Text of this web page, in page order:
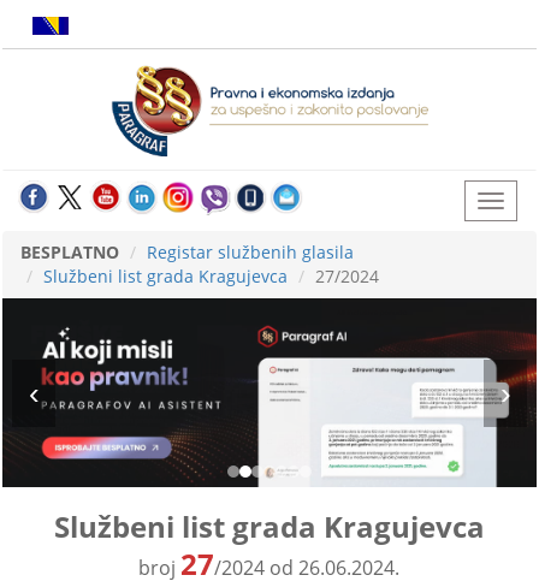
BESPLATNO
Registar službenih glasila
Službeni list grada Kragujevca
27/2024
Službeni list grada Kragujevca
broj 27/2024 od 26.06.2024.